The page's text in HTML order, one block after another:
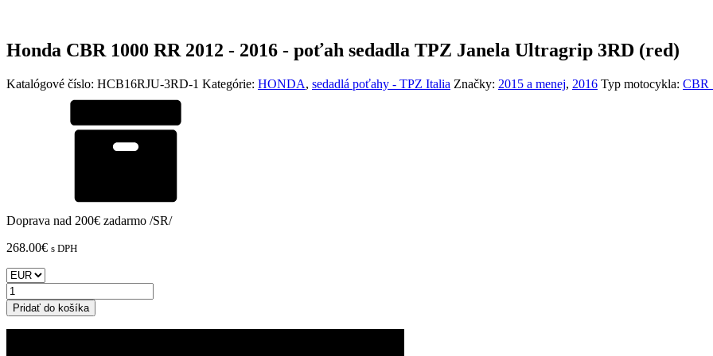
Honda CBR 1000 RR 2012 - 2016 - poťah sedadla TPZ Janela Ultragrip 3RD (red)
Katalógové číslo: HCB16RJU-3RD-1 Kategórie: HONDA, sedadlá poťahy - TPZ Italia Značky: 2015 a menej, 2016 Typ motocykla: CBR
Doprava nad 200€ zadarmo /SR/
268.00€ s DPH
množstvo
Honda
CBR
1000
Pridať do košíka